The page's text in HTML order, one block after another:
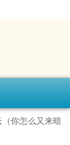
你怎么又来暗